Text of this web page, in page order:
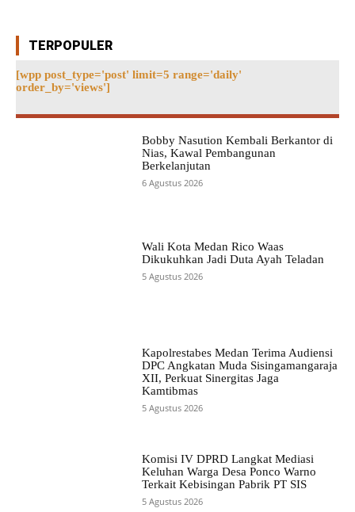
TERPOPULER
[wpp post_type='post' limit=5 range='daily'
order_by='views']
Bobby Nasution Kembali Berkantor di
Nias, Kawal Pembangunan
Berkelanjutan
6 Agustus 2026
Wali Kota Medan Rico Waas
Dikukuhkan Jadi Duta Ayah Teladan
5 Agustus 2026
Kapolrestabes Medan Terima Audiensi
DPC Angkatan Muda Sisingamangaraja
XII, Perkuat Sinergitas Jaga
Kamtibmas
5 Agustus 2026
Komisi IV DPRD Langkat Mediasi
Keluhan Warga Desa Ponco Warno
Terkait Kebisingan Pabrik PT SIS
5 Agustus 2026